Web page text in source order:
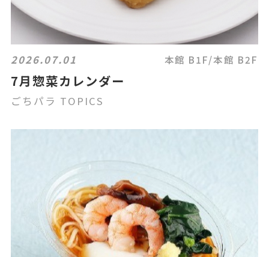
2026.07.01 本館 B1F/本館 B2F
7月惣菜カレンダー
ごちパラ TOPICS